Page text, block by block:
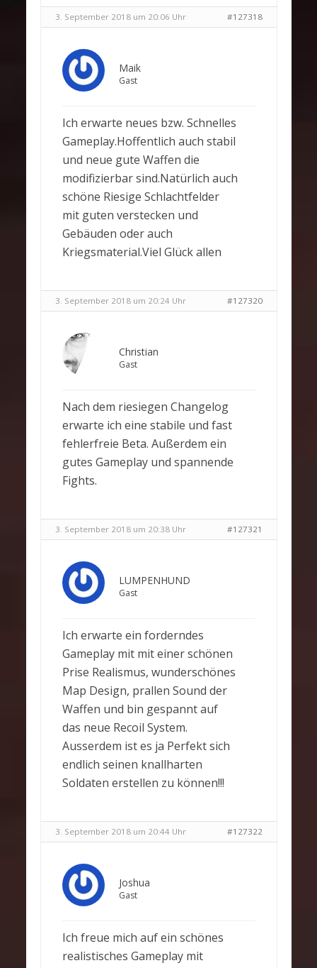
3. September 2018 um 20:06 Uhr #127318
Maik
Gast
Ich erwarte neues bzw. Schnelles
Gameplay.Hoffentlich auch stabil
und neue gute Waffen die
modifizierbar sind.Natürlich auch
schöne Riesige Schlachtfelder
mit guten verstecken und
Gebäuden oder auch
Kriegsmaterial.Viel Glück allen
3. September 2018 um 20:24 Uhr #127320
Christian
Gast
Nach dem riesiegen Changelog
erwarte ich eine stabile und fast
fehlerfreie Beta. Außerdem ein
gutes Gameplay und spannende
Fights.
3. September 2018 um 20:38 Uhr #127321
LUMPENHUND
Gast
Ich erwarte ein forderndes
Gameplay mit mit einer schönen
Prise Realismus, wunderschönes
Map Design, prallen Sound der
Waffen und bin gespannt auf
das neue Recoil System.
Ausserdem ist es ja Perfekt sich
endlich seinen knallharten
Soldaten erstellen zu können!!!
3. September 2018 um 20:44 Uhr #127322
Joshua
Gast
Ich freue mich auf ein schönes
realistisches Gameplay mit